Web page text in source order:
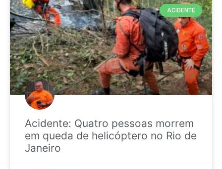
ACIDENTE
Acidente: Quatro pessoas morrem
em queda de helicóptero no Rio de
Janeiro